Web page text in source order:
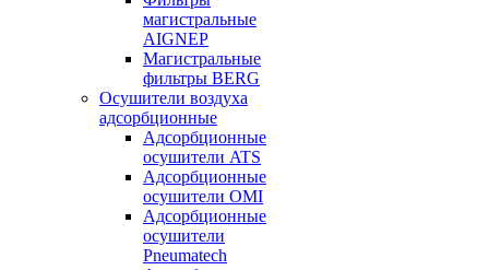
магистральные
AIGNEP
Магистральные
фильтры BERG
Осушители воздуха
адсорбционные
Адсорбционные
осушители ATS
Адсорбционные
осушители OMI
Адсорбционные
осушители
Pneumatech